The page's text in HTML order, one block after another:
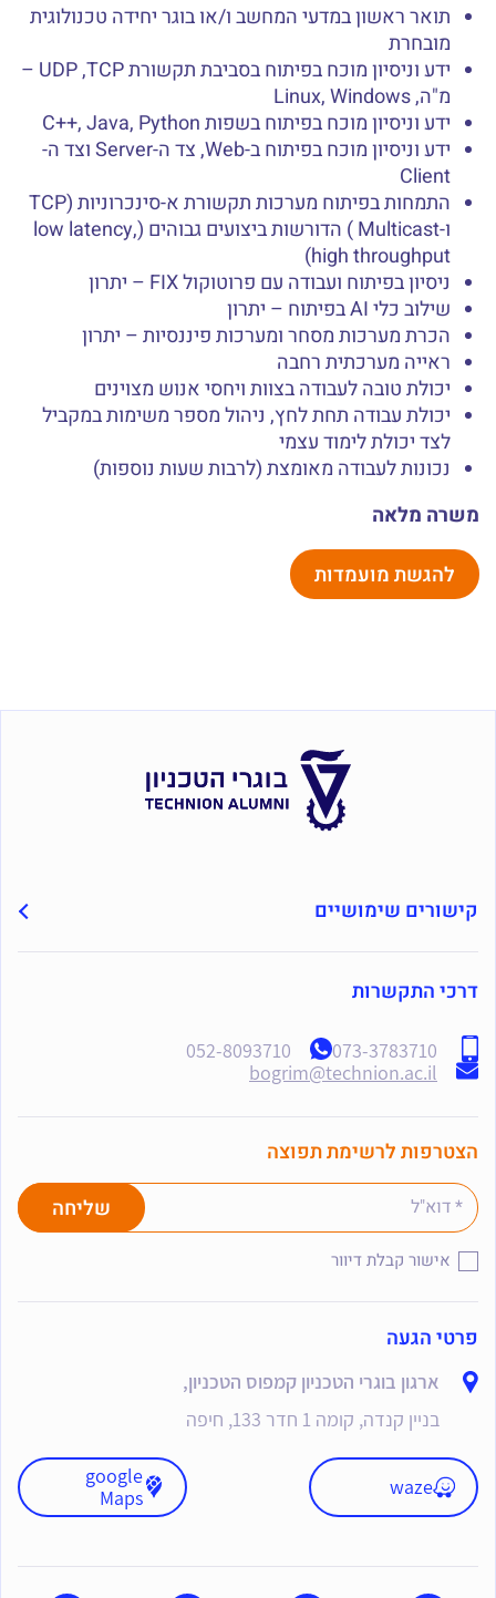
תואר ראשון במדעי המחשב ו/או בוגר יחידה טכנולוגית
מובחרת
ידע וניסיון מוכח בפיתוח בסביבת תקשורת UDP ,TCP –
מ"ה, Linux, Windows
ידע וניסיון מוכח בפיתוח בשפות C++, Java, Python
ידע וניסיון מוכח בפיתוח ב-Web, צד ה-Server וצד ה-
Client
התמחות בפיתוח מערכות תקשורת א-סינכרוניות (TCP
ו-Multicast ) הדורשות ביצועים גבוהים (low latency,
high throughput)
ניסיון בפיתוח ועבודה עם פרוטוקול FIX – יתרון
שילוב כלי AI בפיתוח – יתרון
הכרת מערכות מסחר ומערכות פיננסיות – יתרון
ראייה מערכתית רחבה
יכולת טובה לעבודה בצוות ויחסי אנוש מצוינים
יכולת עבודה תחת לחץ, ניהול מספר משימות במקביל
לצד יכולת לימוד עצמי
נכונות לעבודה מאומצת (לרבות שעות נוספות)
משרה מלאה
להגשת מועמדות
קישורים שימושיים
פרטי הגעה
ארגון בוגרי הטכניון קמפוס הטכניון,
בניין קנדה, קומה 1 חדר 133, חיפה
waze
google
Maps
דרכי התקשרות
073-3783710
052-8093710
bogrim@technion.ac.il
הצטרפות לרשימת תפוצה
אישור קבלת דיוור